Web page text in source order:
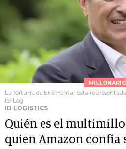
La fortuna de Eric Hémar está
ID Log
ID LOGISTICS
Quién es el
quien Amazon confía